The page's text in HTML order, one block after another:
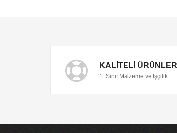
KALITELI ÜRÜNLER
1. Sınıf Malzeme ve İşçilik